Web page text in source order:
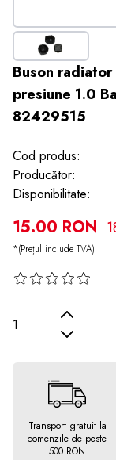
Buson
presiune 1.0
82429515
Cod produs:
Producător:
Disponibilitate:
15.00 RON
*(Prețul include TVA)
Transport gratuit la
comenzile de peste
500 RON